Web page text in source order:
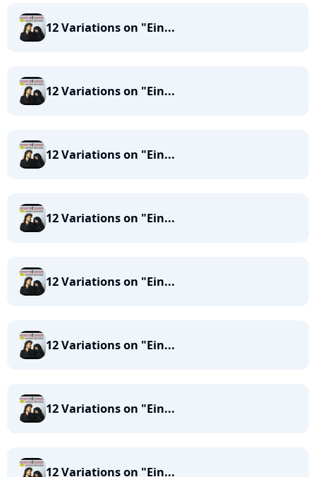
12 Variations on "Ein...
12 Variations on "Ein...
12 Variations on "Ein...
12 Variations on "Ein...
12 Variations on "Ein...
12 Variations on "Ein...
12 Variations on "Ein...
12 Variations on "Ein...